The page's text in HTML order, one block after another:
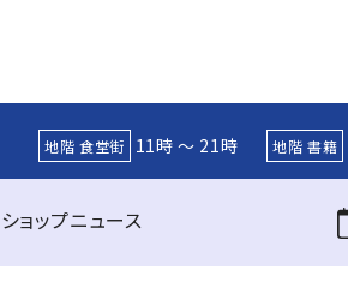
地階 食堂街 11時 ～ 21時 地階 書籍
ショップニュース